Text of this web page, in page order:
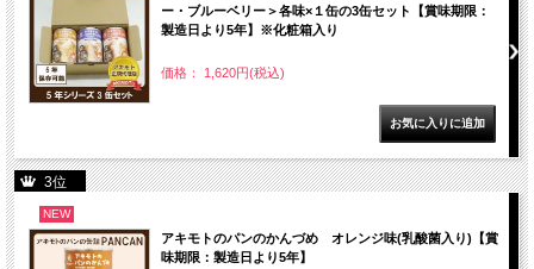
ー・ブルーベリー＞各味×１缶の3缶セット【賞味期限：
製造日より5年】※化粧箱入り
価格： 1,620円(税込)
3位
NEW
アキモトのパンのかんづめ オレンジ味(乳酸菌入り)【賞
味期限：製造日より5年】